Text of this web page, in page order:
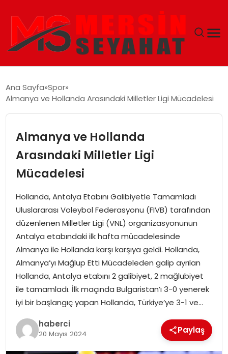
EKONOMI
EĞITIM
TEKNOLOJI
Ana Sayfa Spor
Almanya ve Hollanda Arasındaki Milletler Ligi Mücadelesi
Almanya ve Hollanda
Arasındaki Milletler Ligi
Mücadelesi
Hollanda, Antalya Etabını Galibiyetle Tamamladı
Uluslararası Voleybol Federasyonu (FIVB) tarafından
düzenlenen Milletler Ligi (VNL) organizasyonunun
Antalya etabındaki ilk hafta mücadelesinde
Almanya ile Hollanda karşı karşıya geldi. Hollanda,
Almanya’yı Mağlup Etti Mücadeleden galip ayrılan
Hollanda, Antalya etabını 2 galibiyet, 2 mağlubiyet
ile tamamladı. İlk maçında Bulgaristan’ı 3-0 yenerek
iyi bir başlangıç yapan Hollanda, Türkiye’ye 3-1 ve…
haberci
20 Mayıs 2024 Paylaş